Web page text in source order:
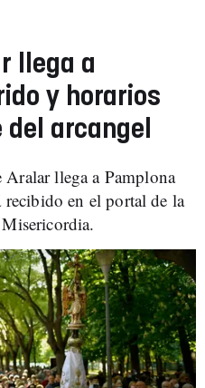
llega a
y horarios
arcangel
llega a Pamplona
recibido en el portal de la